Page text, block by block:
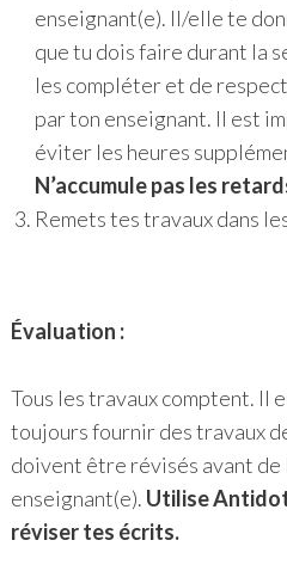
enseignant(e). Il/elle te
que tu dois faire durant la
les compléter et de
par ton enseignant. Il est
éviter les heures
N’accumule pas les
Remets tes travaux dans
Évaluation :
Tous les travaux comptent. Il
toujours fournir des travaux
doivent être révisés avant de
enseignant(e). Utilise
réviser tes écrits.